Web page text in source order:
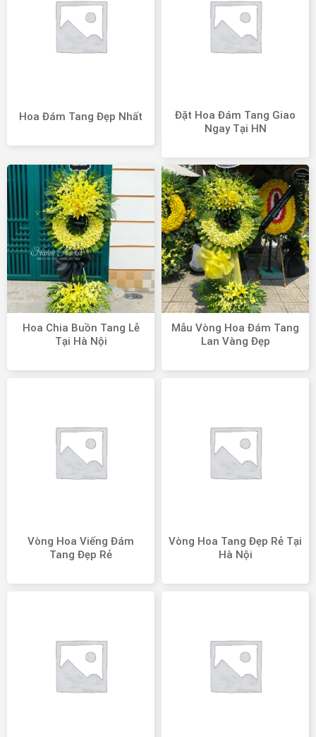
Hoa Đám Tang Đẹp Nhất
Đặt Hoa Đám Tang Giao
Ngay Tại HN
Hoa Chia Buồn Tang Lễ
Tại Hà Nội
Mẫu Vòng Hoa Đám Tang
Lan Vàng Đẹp
Vòng Hoa Viếng Đám
Tang Đẹp Rẻ
Vòng Hoa Tang Đẹp Rẻ Tại
Hà Nội